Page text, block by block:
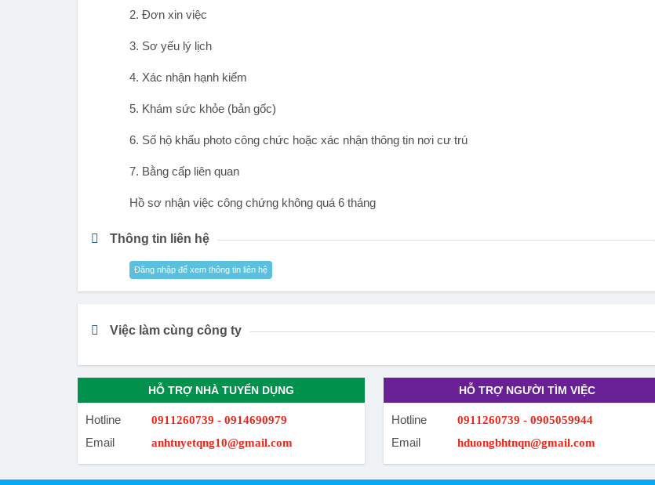
2. Đơn xin việc
3. Sơ yếu lý lịch
4. Xác nhận hạnh kiểm
5. Khám sức khỏe (bản gốc)
6. Sổ hộ khẩu photo công chức hoặc xác nhận thông tin nơi cư trú
7. Bằng cấp liên quan
Hồ sơ nhận việc công chứng không quá 6 tháng
Thông tin liên hệ
Đăng nhập để xem thông tin liên hệ
Việc làm cùng công ty
HỖ TRỢ NHÀ TUYỂN DỤNG
Hotline 0911260739 - 0914690979
Email anhtuyetqng10@gmail.com
HỖ TRỢ NGƯỜI TÌM VIỆC
Hotline 0911260739 - 0905059944
Email hduongbhtnqn@gmail.com